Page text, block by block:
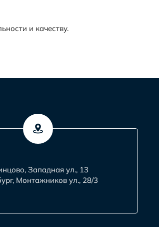
и качеству.
Западная ул., 13
Монтажников ул., 28/3